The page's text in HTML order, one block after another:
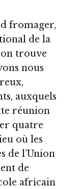
fromager,
de la
trouve
nous
auxquels
réunion
quatre
où les
de l’Union
de
africain